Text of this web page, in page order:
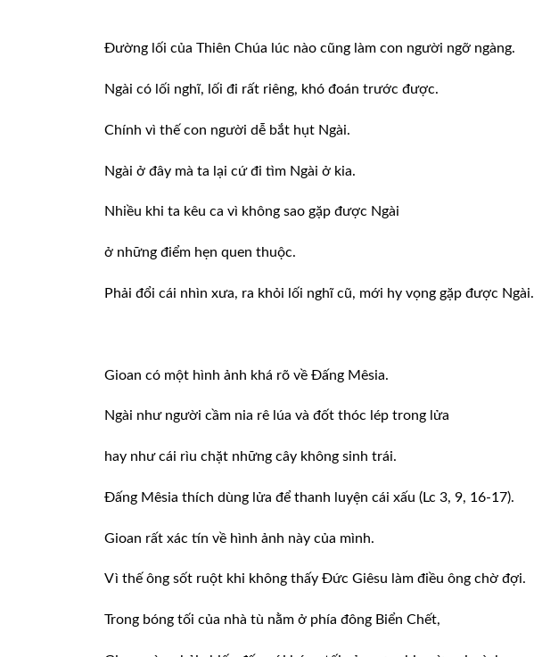
Đường lối của Thiên Chúa lúc nào cũng làm con người ngỡ ngàng.
Ngài có lối nghĩ, lối đi rất riêng, khó đoán trước được.
Chính vì thế con người dễ bắt hụt Ngài.
Ngài ở đây mà ta lại cứ đi tìm Ngài ở kia.
Nhiều khi ta kêu ca vì không sao gặp được Ngài
ở những điểm hẹn quen thuộc.
Phải đổi cái nhìn xưa, ra khỏi lối nghĩ cũ, mới hy vọng gặp được Ngài.
Gioan có một hình ảnh khá rõ về Đấng Mêsia.
Ngài như người cầm nia rê lúa và đốt thóc lép trong lửa
hay như cái rìu chặt những cây không sinh trái.
Đấng Mêsia thích dùng lửa để thanh luyện cái xấu (Lc 3, 9, 16-17).
Gioan rất xác tín về hình ảnh này của mình.
Vì thế ông sốt ruột khi không thấy Đức Giêsu làm điều ông chờ đợi.
Trong bóng tối của nhà tù nằm ở phía đông Biển Chết,